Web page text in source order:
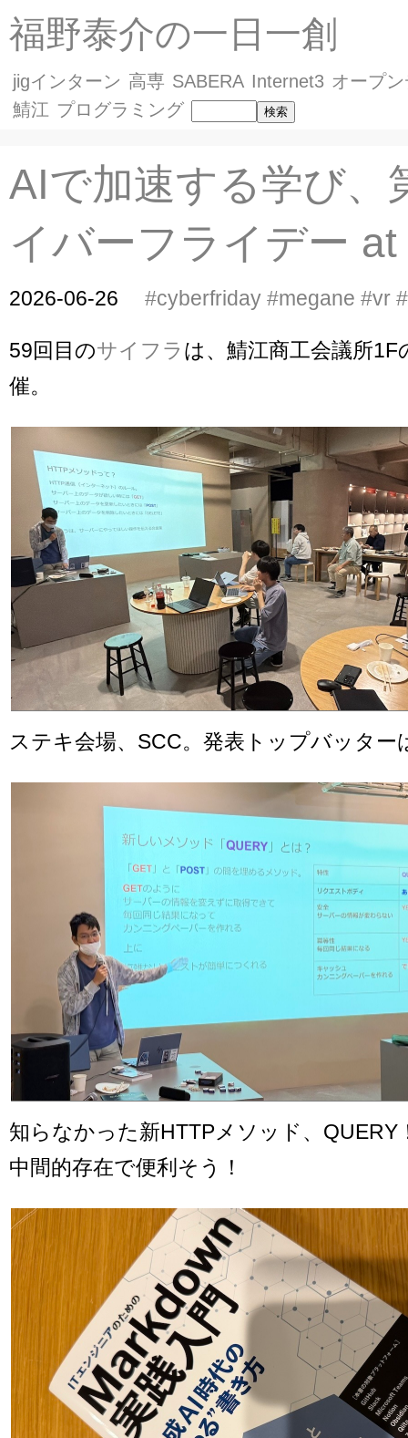
福野泰介の一日一創
jigインターン 高専 SABERA Internet3 オープ
鯖江 プログラミング
AIで加速する学び、
イバーフライデー at
2026-06-26 #cyberfriday #megane #vr
59回目のサイフラ は、鯖江商工会議所1F
催。
ステキ会場、SCC。発表トップバッター
知らなかった新HTTPメソッド、QUERY
中間的存在で便利そう！